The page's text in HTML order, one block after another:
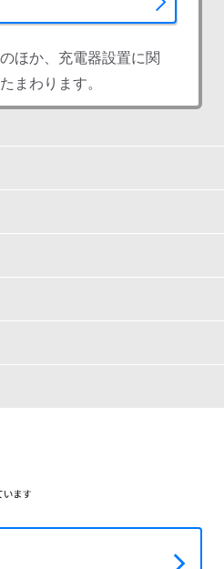
ほか、充電器設置に関
まわります。